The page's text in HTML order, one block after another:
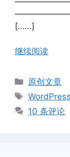
[……]
继续阅读
分
类
原创文章
标
签
WordPress
10 条评论